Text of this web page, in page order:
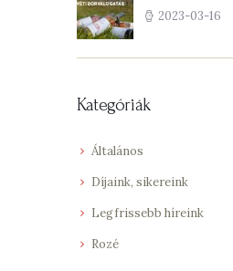
2023-03-16
Kategóriák
Általános
Díjaink, sikereink
Legfrissebb híreink
Rozé